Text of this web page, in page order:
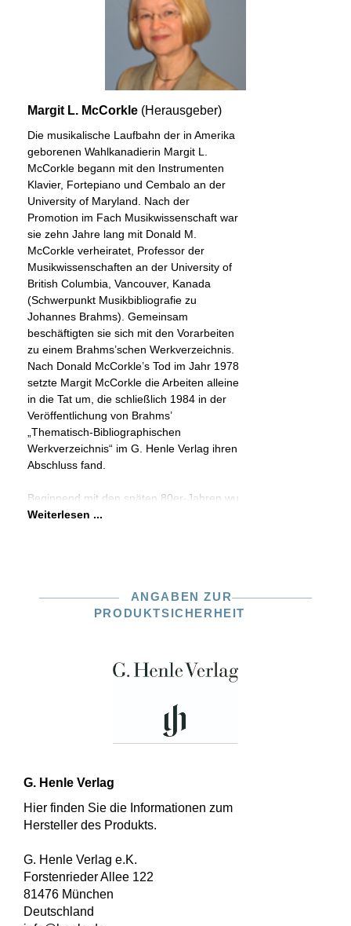
Margit L. McCorkle (Herausgeber)
Die musikalische Laufbahn der in Amerika
geborenen Wahlkanadierin Margit L.
McCorkle begann mit den Instrumenten
Klavier, Fortepiano und Cembalo an der
University of Maryland. Nach der
Promotion im Fach Musikwissenschaft war
sie zehn Jahre lang mit Donald M.
McCorkle verheiratet, Professor der
Musikwissenschaften an der University of
British Columbia, Vancouver, Kanada
(Schwerpunkt Musikbibliografie zu
Johannes Brahms). Gemeinsam
beschäftigten sie sich mit den Vorarbeiten
zu einem Brahms’schen Werkverzeichnis.
Nach Donald McCorkle’s Tod im Jahr 1978
setzte Margit McCorkle die Arbeiten alleine
in die Tat um, die schließlich 1984 in der
Veröffentlichung von Brahms’
„Thematisch-Bibliographischen
Werkverzeichnis“ im G. Henle Verlag ihren
Abschluss fand.
Beginnend mit den späten 80er-Jahren wu
Weiterlesen ...
ANGABEN ZUR
PRODUKTSICHERHEIT
G. Henle Verlag
Hier finden Sie die Informationen zum
Hersteller des Produkts.
G. Henle Verlag e.K.
Forstenrieder Allee 122
81476 München
Deutschland